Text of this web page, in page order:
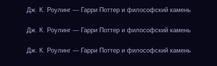
Дж. К. Роулинг — Гарри Поттер и философский камень
Дж. К. Роулинг — Гарри Поттер и философский камень
Дж. К. Роулинг — Гарри Поттер и философский камень